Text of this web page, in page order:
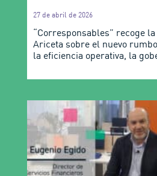
27 de abril de 2026
“Corresponsables” recoge
Ariceta sobre el nuevo
la eficiencia operativa, la